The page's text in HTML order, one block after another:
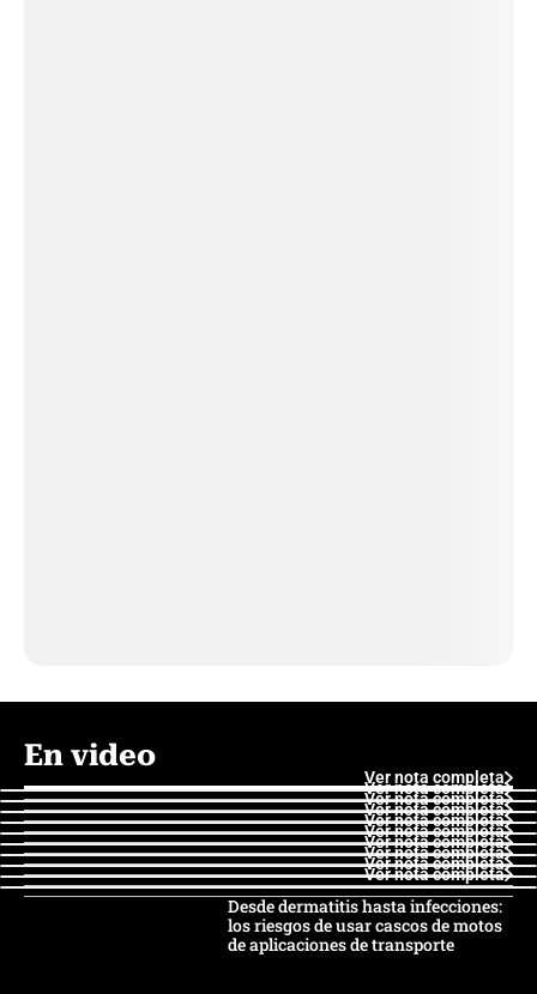
En video
Ver nota completa
Ver nota completa
Ver nota completa
Ver nota completa
Ver nota completa
Ver nota completa
Ver nota completa
Ver nota completa
Ver nota completa
Ver nota completa
Desde dermatitis hasta infecciones:
los riesgos de usar cascos de motos
de aplicaciones de transporte